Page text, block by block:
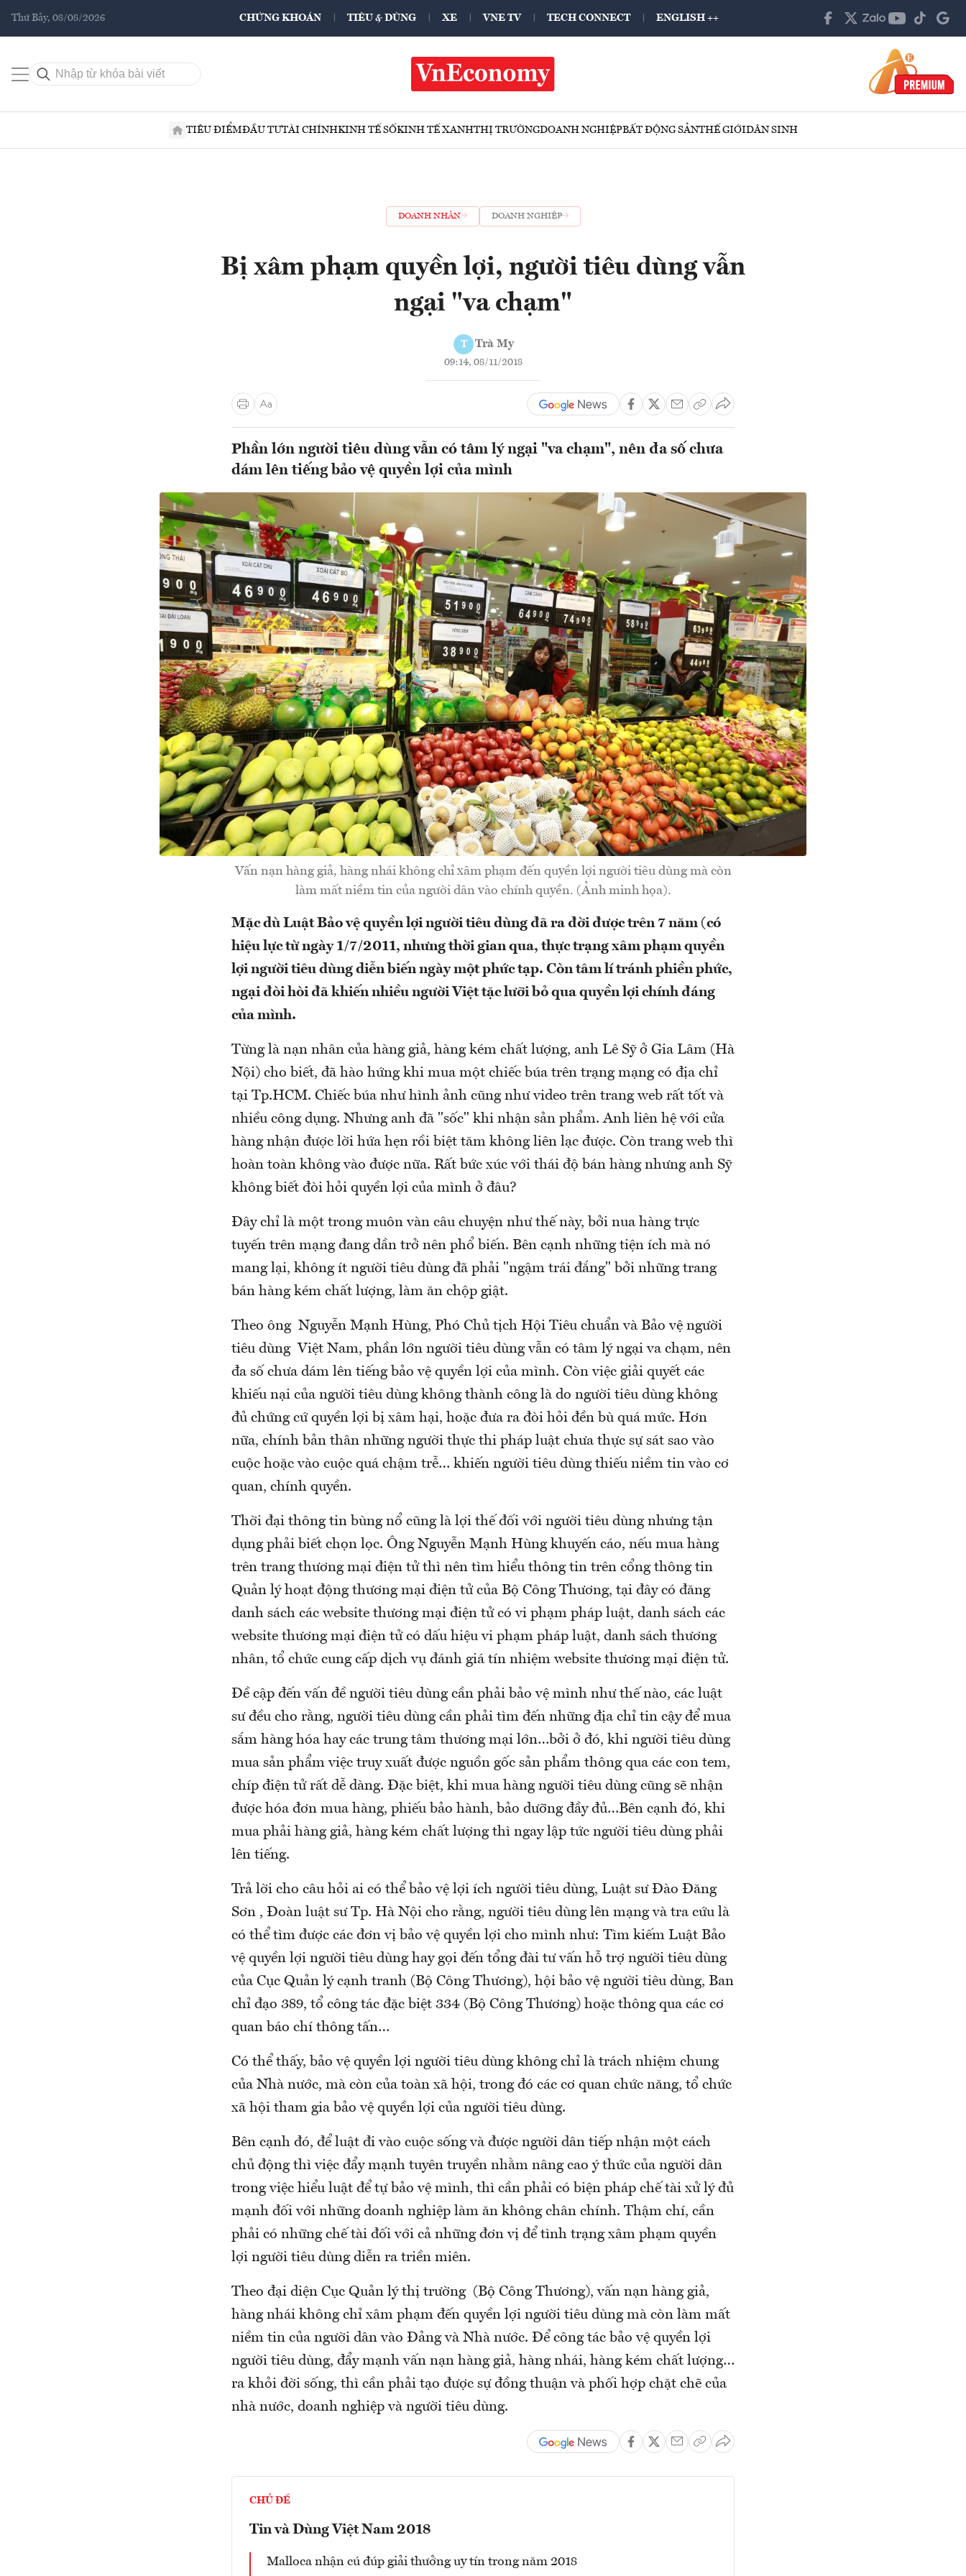
Thứ Bảy, 08/08/2026 CHỨNG KHOÁN TIÊU & DÙNG XE VNE TV TECH CONNECT ENGLISH ++
TIÊU ĐIỂMĐẦU TƯTÀI CHÍNHKINH TẾ SỐKINH TẾ XANHTHỊ TRƯỜNGDOANH NGHIỆPBẤT ĐỘNG SẢNTHẾ GIỚIDÂN SINH
DOANH NHÂN DOANH NGHIỆP
Bị xâm phạm quyền lợi, người tiêu dùng vẫn
ngại "va chạm"
T Trà My
09:14, 08/11/2018
Phần lớn người tiêu dùng vẫn có tâm lý ngại "va chạm", nên đa số chưa
dám lên tiếng bảo vệ quyền lợi của mình
Vấn nạn hàng giả, hàng nhái không chỉ xâm phạm đến quyền lợi người tiêu dùng mà còn
làm mất niềm tin của người dân vào chính quyền. (Ảnh minh họa).
Mặc dù Luật Bảo vệ quyền lợi người tiêu dùng đã ra đời được trên 7 năm (có
hiệu lực từ ngày 1/7/2011, nhưng thời gian qua, thực trạng xâm phạm quyền
lợi người tiêu dùng diễn biến ngày một phức tạp. Còn tâm lí tránh phiền phức,
ngại đòi hòi đã khiến nhiều người Việt tặc lưỡi bỏ qua quyền lợi chính đáng
của mình.
Từng là nạn nhân của hàng giả, hàng kém chất lượng, anh Lê Sỹ ở Gia Lâm (Hà
Nội) cho biết, đã hào hứng khi mua một chiếc búa trên trạng mạng có địa chỉ
tại Tp.HCM. Chiếc búa như hình ảnh cũng như video trên trang web rất tốt và
nhiều công dụng. Nhưng anh đã "sốc" khi nhận sản phẩm. Anh liên hệ với cửa
hàng nhận được lời hứa hẹn rồi biệt tăm không liên lạc được. Còn trang web thì
hoàn toàn không vào được nữa. Rất bức xúc với thái độ bán hàng nhưng anh Sỹ
không biết đòi hỏi quyền lợi của mình ở đâu?
Đây chỉ là một trong muôn vàn câu chuyện như thế này, bởi nua hàng trực
tuyến trên mạng đang dần trở nên phổ biến. Bên cạnh những tiện ích mà nó
mang lại, không ít người tiêu dùng đã phải "ngậm trái đắng" bởi những trang
bán hàng kém chất lượng, làm ăn chộp giật.
Theo ông Nguyễn Mạnh Hùng, Phó Chủ tịch Hội Tiêu chuẩn và Bảo vệ người
tiêu dùng Việt Nam, phần lớn người tiêu dùng vẫn có tâm lý ngại va chạm, nên
đa số chưa dám lên tiếng bảo vệ quyền lợi của mình. Còn việc giải quyết các
khiếu nại của người tiêu dùng không thành công là do người tiêu dùng không
đủ chứng cứ quyền lợi bị xâm hại, hoặc đưa ra đòi hỏi đền bù quá mức. Hơn
nữa, chính bản thân những người thực thi pháp luật chưa thực sự sát sao vào
cuộc hoặc vào cuộc quá chậm trễ… khiến người tiêu dùng thiếu niềm tin vào cơ
quan, chính quyền.
Thời đại thông tin bùng nổ cũng là lợi thế đối với người tiêu dùng nhưng tận
dụng phải biết chọn lọc. Ông Nguyễn Mạnh Hùng khuyến cáo, nếu mua hàng
trên trang thương mại điện tử thì nên tìm hiểu thông tin trên cổng thông tin
Quản lý hoạt động thương mại điện tử của Bộ Công Thương, tại đây có đăng
danh sách các website thương mại điện tử có vi phạm pháp luật, danh sách các
website thương mại điện tử có dấu hiệu vi phạm pháp luật, danh sách thương
nhân, tổ chức cung cấp dịch vụ đánh giá tín nhiệm website thương mại điện tử.
Đề cập đến vấn đề người tiêu dùng cần phải bảo vệ mình như thế nào, các luật
sư đều cho rằng, người tiêu dùng cần phải tìm đến những địa chỉ tin cậy để mua
sắm hàng hóa hay các trung tâm thương mại lớn…bởi ở đó, khi người tiêu dùng
mua sản phẩm việc truy xuất được nguồn gốc sản phẩm thông qua các con tem,
chíp điện tử rất dễ dàng. Đặc biệt, khi mua hàng người tiêu dùng cũng sẽ nhận
được hóa đơn mua hàng, phiếu bảo hành, bảo dưỡng đầy đủ…Bên cạnh đó, khi
mua phải hàng giả, hàng kém chất lượng thì ngay lập tức người tiêu dùng phải
lên tiếng.
Trả lời cho câu hỏi ai có thể bảo vệ lợi ích người tiêu dùng, Luật sư Đào Đăng
Sơn , Đoàn luật sư Tp. Hà Nội cho rằng, người tiêu dùng lên mạng và tra cứu là
có thể tìm được các đơn vị bảo vệ quyền lợi cho mình như: Tìm kiếm Luật Bảo
vệ quyền lợi người tiêu dùng hay gọi đến tổng đài tư vấn hỗ trợ người tiêu dùng
của Cục Quản lý cạnh tranh (Bộ Công Thương), hội bảo vệ người tiêu dùng, Ban
chỉ đạo 389, tổ công tác đặc biệt 334 (Bộ Công Thương) hoặc thông qua các cơ
quan báo chí thông tấn…
Có thể thấy, bảo vệ quyền lợi người tiêu dùng không chỉ là trách nhiệm chung
của Nhà nước, mà còn của toàn xã hội, trong đó các cơ quan chức năng, tổ chức
xã hội tham gia bảo vệ quyền lợi của người tiêu dùng.
Bên cạnh đó, để luật đi vào cuộc sống và được người dân tiếp nhận một cách
chủ động thì việc đẩy mạnh tuyên truyền nhằm nâng cao ý thức của người dân
trong việc hiểu luật để tự bảo vệ mình, thì cần phải có biện pháp chế tài xử lý đủ
mạnh đối với những doanh nghiệp làm ăn không chân chính. Thậm chí, cần
phải có những chế tài đối với cả những đơn vị để tình trạng xâm phạm quyền
lợi người tiêu dùng diễn ra triền miên.
Theo đại diện Cục Quản lý thị trường (Bộ Công Thương), vấn nạn hàng giả,
hàng nhái không chỉ xâm phạm đến quyền lợi người tiêu dùng mà còn làm mất
niềm tin của người dân vào Đảng và Nhà nước. Để công tác bảo vệ quyền lợi
người tiêu dùng, đẩy mạnh vấn nạn hàng giả, hàng nhái, hàng kém chất lượng…
ra khỏi đời sống, thì cần phải tạo được sự đồng thuận và phối hợp chặt chẽ của
nhà nước, doanh nghiệp và người tiêu dùng.
CHỦ ĐỀ
Tin và Dùng Việt Nam 2018
Malloca nhận cú đúp giải thưởng uy tín trong năm 2018